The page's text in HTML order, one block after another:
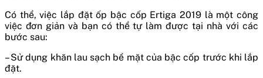
Có thể, việc lắp đặt ốp bậc cốp Ertiga 2019 là một công
việc đơn giản và bạn có thể tự làm được tại nhà với các
bước sau:
– Sử dụng khăn lau sạch bề mặt của bậc cốp trước khi lắp
đặt.